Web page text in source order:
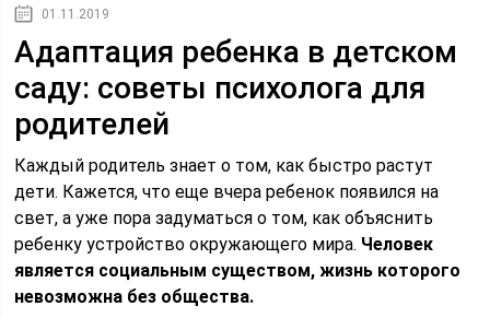
01.11.2019
Адаптация ребенка в детском
саду: советы психолога для
родителей
Каждый родитель знает о том, как быстро растут
дети. Кажется, что еще вчера ребенок появился на
свет, а уже пора задуматься о том, как объяснить
ребенку устройство окружающего мира. Человек
является социальным существом, жизнь которого
невозможна без общества.